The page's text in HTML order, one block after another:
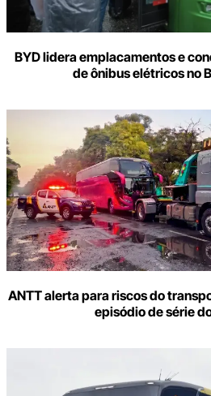
BYD lidera emplacamentos e
de ônibus elétricos no
ANTT alerta para riscos do
episódio de série